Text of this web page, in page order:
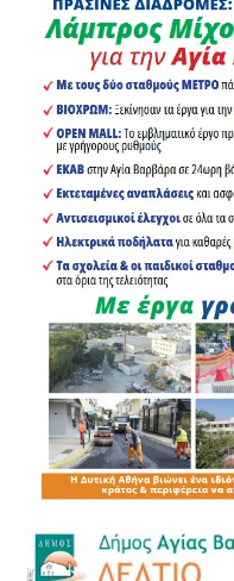
Αδέσποτες γάτες και
σωθούν από τις φλόγες
καταφύγει στα βράχια
ΔΙΚΕΠΑΖ χρειάστηκε
δύσκολους και
προσεγγίσουν τα
Ιδιαίτερα σημαντική
ενός τραυματισμένου
εγκαύματα. Η
σωτήρια.